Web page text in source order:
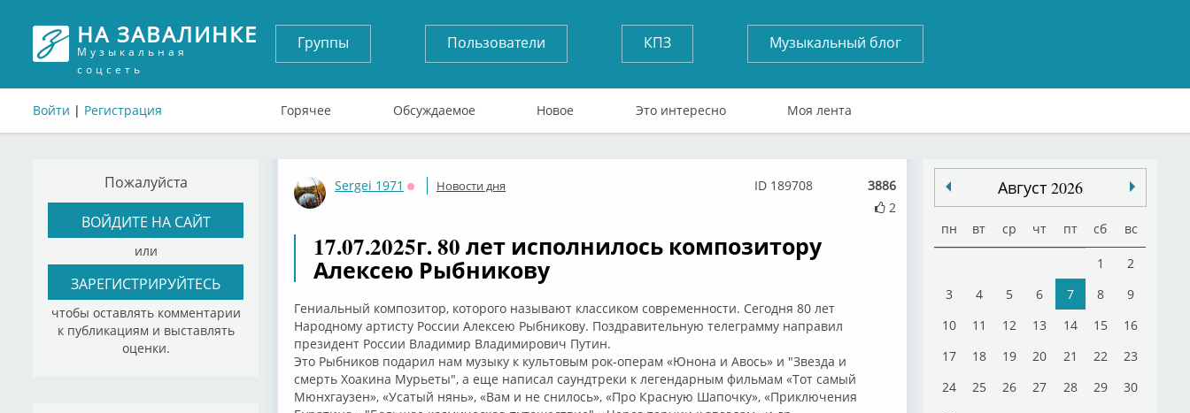
НА ЗАВАЛИНКЕ
Музыкальная
соцсеть
Войти | Регистрация
Группы Пользователи КПЗ Музыкальный блог
Горячее Обсуждаемое Новое Это интересно Моя лента
Пожалуйста
ВОЙДИТЕ НА САЙТ
или
ЗАРЕГИСТРИРУЙТЕСЬ
чтобы оставлять комментарии
к публикациям и выставлять
оценки.
Sergei 1971
Оффлайн
Новости дня
3886
2
ID 189708
17.07.2025г. 80 лет исполнилось композитору
Алексею Рыбникову
Гениальный композитор, которого называют классиком современности. Сегодня 80 лет
Народному артисту России Алексею Рыбникову. Поздравительную телеграмму направил
президент России Владимир Владимирович Путин.
Это Рыбников подарил нам музыку к культовым рок-операм «Юнона и Авось» и "Звезда и
смерть Хоакина Мурьеты", а еще написал саундтреки к легендарным фильмам «Тот самый
Мюнхгаузен», «Усатый нянь», «Вам и не снилось», «Про Красную Шапочку», «Приключения
Август 2026
пн вт ср чт пт сб вс
1
2
3
4 5 6 7 8
9
10
11 12 13 14 15
16
17
18 19 20 21 22
23
24
25 26 27 28 29
30